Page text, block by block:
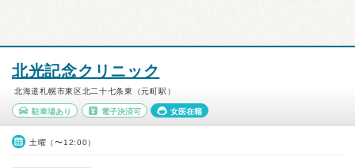
北光記念クリニック
北海道札幌市東区北二十七条東（元町駅）
駐車場あり 電子決済可 女医在籍
土曜（〜12:00）